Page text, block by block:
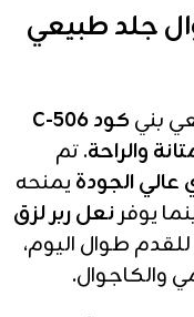
جلد طبيعي
بنيكود C-506
والراحة. تم
الجودةيمنحه
يوفرنعل ربر لزق
للقدم طوال اليوم،
والكاجوال.